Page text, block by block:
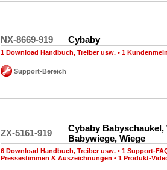
NX-8669-919 Cybaby
1 Download Handbuch, Treiber usw. • 1
Support-Bereich
ZX-5161-919
Cybaby Babyschaukel,
Babywiege, Wiege
6 Download Handbuch, Treiber usw. • 1 Support-
Pressestimmen & Auszeichnungen • 1 Produkt-